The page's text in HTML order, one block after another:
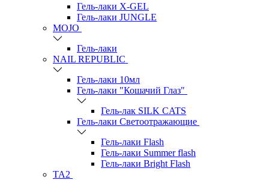
Гель-лаки Х-GEL
Гель-лаки JUNGLE
MOJO
Гель-лаки
NAIL REPUBLIC
Гель-лаки 10мл
Гель-лаки "Кошачий Глаз"
Гель-лак SILK CATS
Гель-лаки Светоотражающие
Гель-лаки Flash
Гель-лаки Summer flash
Гель-лаки Bright Flash
TA2